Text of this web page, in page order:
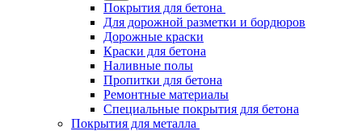
Покрытия для бетона
Для дорожной разметки и бордюров
Дорожные краски
Краски для бетона
Наливные полы
Пропитки для бетона
Ремонтные материалы
Специальные покрытия для бетона
Покрытия для металла